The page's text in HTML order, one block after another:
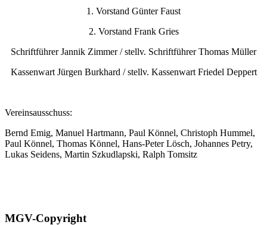
1. Vorstand Günter Faust
2. Vorstand Frank Gries
Schriftführer Jannik Zimmer / stellv. Schriftführer Thomas Müller
Kassenwart Jürgen Burkhard / stellv. Kassenwart Friedel Deppert
Vereinsausschuss:
Bernd Emig, Manuel Hartmann, Paul Könnel, Christoph Hummel,
Paul Könnel, Thomas Könnel, Hans-Peter Lösch, Johannes Petry,
Lukas Seidens, Martin Szkudlapski, Ralph Tomsitz
MGV-Copyright